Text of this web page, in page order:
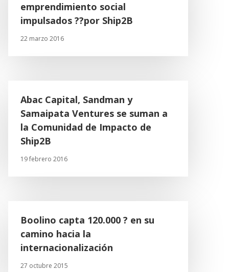
emprendimiento social
impulsados ??por Ship2B
22 marzo 2016
Abac Capital, Sandman y
Samaipata Ventures se suman a
la Comunidad de Impacto de
Ship2B
19 febrero 2016
Boolino capta 120.000 ? en su
camino hacia la
internacionalización
27 octubre 2015